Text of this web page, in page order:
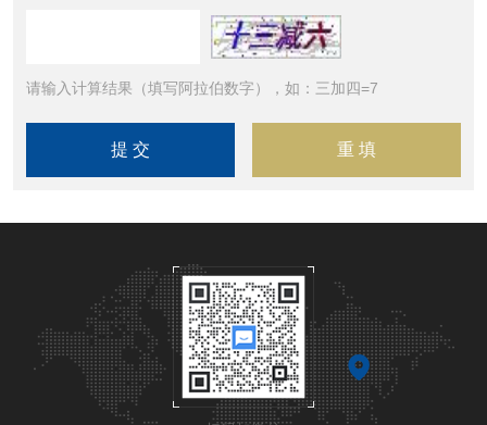
请输入计算结果（填写阿拉伯数字），如：三加四=7